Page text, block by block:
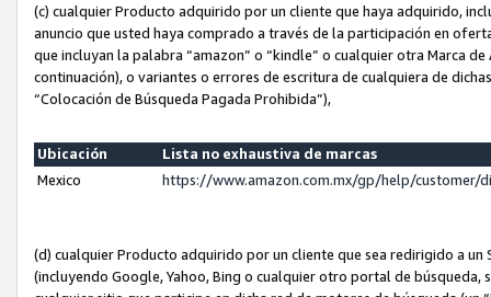
(c) cualquier Producto adquirido por un cliente que haya adquirido,
anuncio que usted haya comprado a través de la participación en
que incluyan la palabra “amazon” o “kindle” o cualquier otra Marca
continuación), o variantes o errores de escritura de cualquiera de
“Colocación de Búsqueda Pagada Prohibida”),
Ubicación
Lista no exhaustiva de marcas
Mexico
https://www.amazon.com.mx/gp/help/customer/
(d) cualquier Producto adquirido por un cliente que sea redirigido a
(incluyendo Google, Yahoo, Bing o cualquier otro portal de